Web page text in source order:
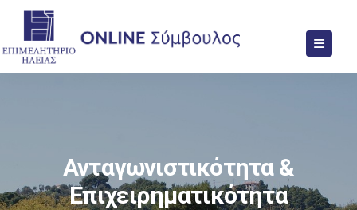
Ανταγωνιστικότητα &
Επιχειρηματικότητα